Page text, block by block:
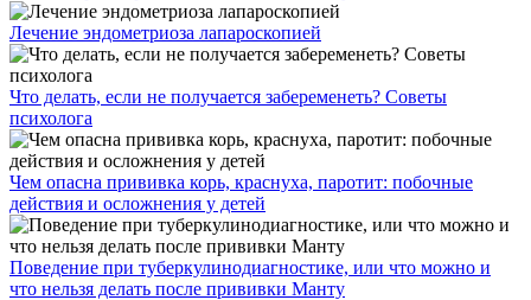
Лечение эндометриоза лапароскопией
Что делать, если не получается забеременеть? Советы
психолога
Чем опасна прививка корь, краснуха, паротит: побочные
действия и осложнения у детей
Поведение при туберкулинодиагностике, или что можно и
что нельзя делать после прививки Манту